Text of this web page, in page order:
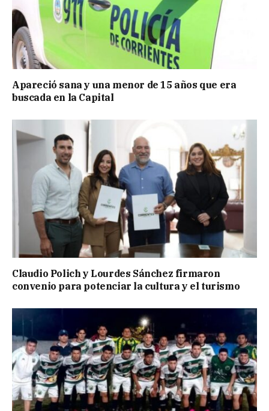
Apareció sana y una menor de 15 años que era
buscada en la Capital
Claudio Polich y Lourdes Sánchez firmaron
convenio para potenciar la cultura y el turismo